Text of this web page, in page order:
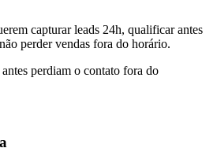
capturar leads 24h, qualificar antes
perder vendas fora do horário.
perdiam o contato fora do